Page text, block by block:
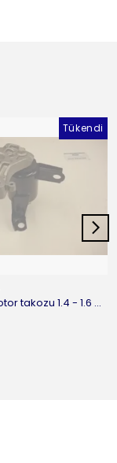
Tükendi
B-max motor takozu 1.4 - 1.6 benzinli 2012-2016 ORJİNAL